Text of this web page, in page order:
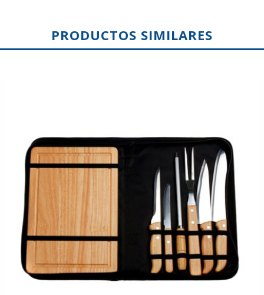
PRODUCTOS SIMILARES